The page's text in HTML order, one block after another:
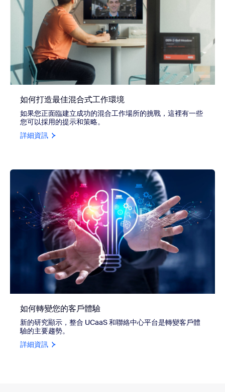
如何打造最佳混合式工作環境
如果您正面臨建立成功的混合工作場所的挑戰，這裡有一些
您可以採用的提示和策略。
詳細資訊
如何轉變您的客戶體驗
新的研究顯示，整合 UCaaS 和聯絡中心平台是轉變客戶體
驗的主要趨勢。
詳細資訊